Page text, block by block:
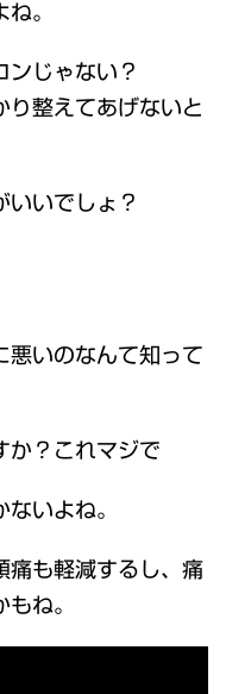
。
ンじゃない？
り整えてあげないと
いいでしょ？
悪いのなんて知って
か？これマジで
いよね。
痛も軽減するし、痛
ね。